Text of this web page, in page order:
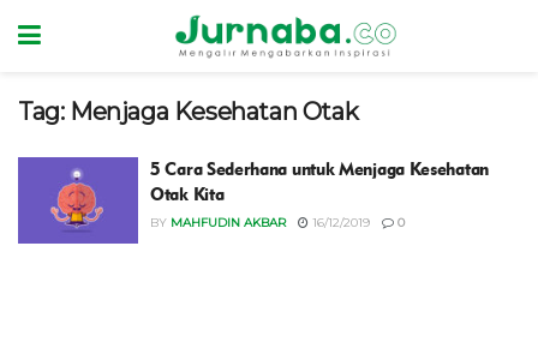
Tag: Menjaga Kesehatan Otak
5 Cara Sederhana untuk Menjaga Kesehatan
Otak Kita
BY MAHFUDIN AKBAR 16/12/2019 0